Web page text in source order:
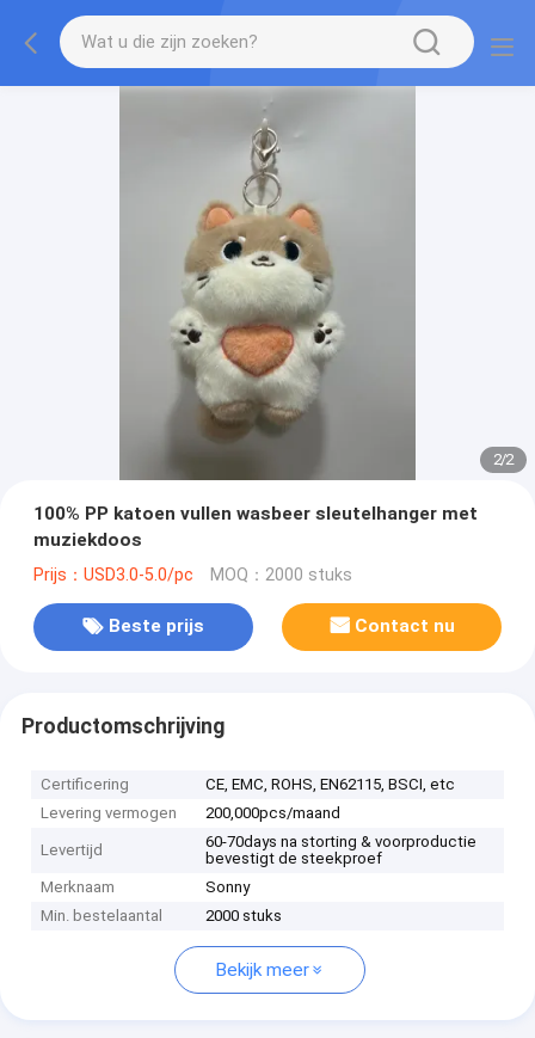
2/2
100% PP katoen vullen wasbeer sleutelhanger met
muziekdoos
Prijs：USD3.0-5.0/pc MOQ：2000 stuks
Beste prijs Contact nu
Productomschrijving
Certificering
CE, EMC, ROHS, EN62115, BSCI, etc
Levering vermogen
200,000pcs/maand
Levertijd
60-70days na storting & voorproductie
bevestigt de steekproef
Merknaam
Sonny
Min. bestelaantal
2000 stuks
Bekijk meer